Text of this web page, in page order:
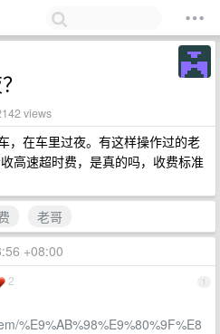
views
，在车里过夜。有这样操作过的老
高速超时费，是真的吗，收费标准
老哥
+08:00
1
2
%E9%AB%98%E9%80%9F%E8